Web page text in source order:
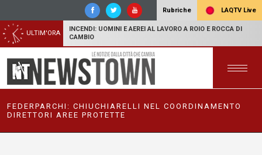
Rubriche LAQTV Live
ULTIM'ORA
INCENDI: UOMINI E AEREI AL LAVORO A ROIO E ROCCA DI
CAMBIO
FEDERPARCHI: CHIUCHIARELLI NEL COORDINAMENTO
DIRETTORI AREE PROTETTE